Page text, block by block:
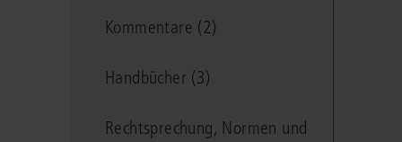
Kommentare (2)
Handbücher (3)
Rechtsprechung, Normen und